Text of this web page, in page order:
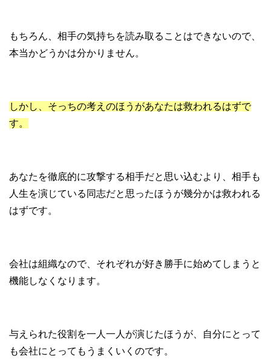
もちろん、相手の気持ちを読み取ることはできないので、
本当かどうかは分かりません。
しかし、そっちの考えのほうがあなたは救われるはずで
す。
あなたを徹底的に攻撃する相手だと思い込むより、相手も
人生を演じている同志だと思ったほうが幾分かは救われる
はずです。
会社は組織なので、それぞれが好き勝手に始めてしまうと
機能しなくなります。
与えられた役割を一人一人が演じたほうが、自分にとって
も会社にとってもうまくいくのです。